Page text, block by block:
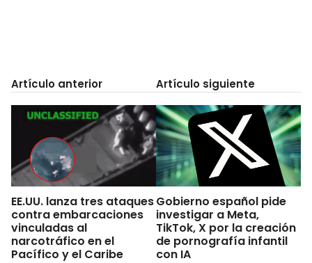
Artículo anterior
EE.UU. lanza tres ataques
contra embarcaciones
vinculadas al
narcotráfico en el
Pacífico y el Caribe
Artículo siguiente
Gobierno español pide
investigar a Meta,
TikTok, X por la creación
de pornografía infantil
con IA